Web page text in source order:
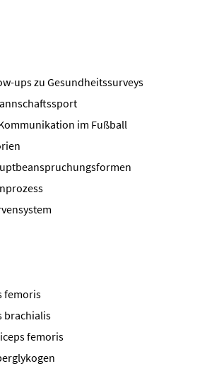
ups zu Gesundheitssurveys
im Fußball
femoris
brachialis
femoris